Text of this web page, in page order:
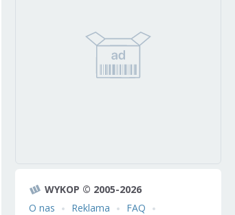
WYKOP © 2005-2026
O nas
Reklama
FAQ